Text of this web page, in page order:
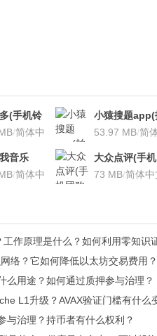
(手机铃
安
/简体中
小猿搜题app(
搜题利器
53.97 MB/简
音乐
安卓版
/简体中
大众点评(手
购软件
73 MB/简体中
工作原理是什么？如何利用零知识
络？它如何降低以太坊交易费用？
么用途？如何通过质押参与治理？
L1升级？AVAX验证门槛有什么
与治理？持币者有什么权利？